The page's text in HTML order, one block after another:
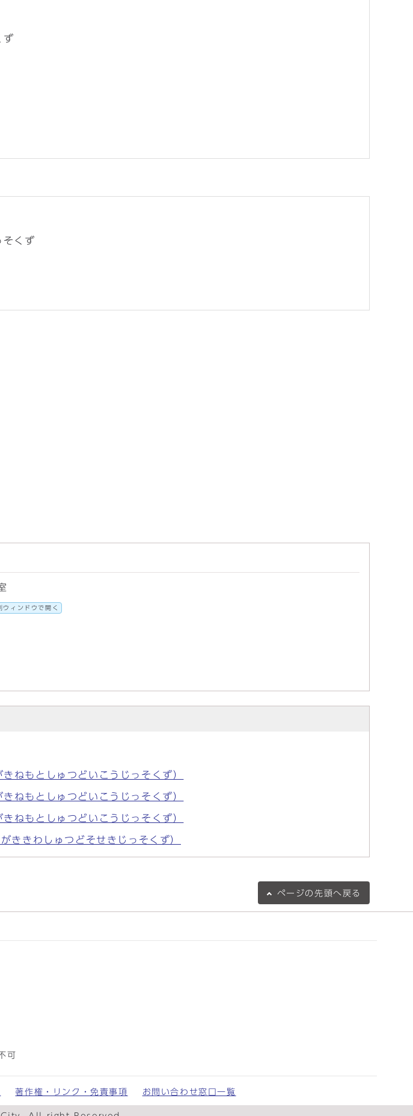
ず
そくず
ウィンドウで開く
ねもとしゅつどいこうじっそくず）
ねもとしゅつどいこうじっそくず）
ねもとしゅつどいこうじっそくず）
きわしゅつどそせきじっそくず）
ページの 先頭へ戻る
可
著作権・リンク・免責事項 お問い合わせ窓口一覧